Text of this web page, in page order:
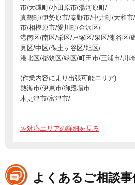
市/大磯町/小田原市/湯河原町/
真鶴町/伊勢原市/秦野市/中井町/大和
市/相模原市/愛川町/金沢区/
港南区/南区/栄区/戸塚区/泉区/瀬谷区/
見区/中区/保土ヶ谷区/旭区/
港北区/都筑区/緑区/町田市/三浦市/川
(作業内容により出張可能エリア)
熱海市/伊東市/御殿場市
木更津市/富津市/
≫対応エリアの詳細を見る
よくあるご相談事